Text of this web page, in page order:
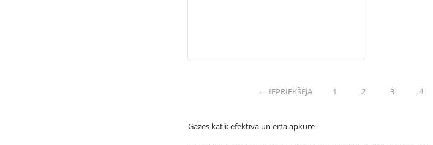
IEPRIEKŠĒJA 1 2 3 4
Gāzes katli: efektīva un ērta apkure